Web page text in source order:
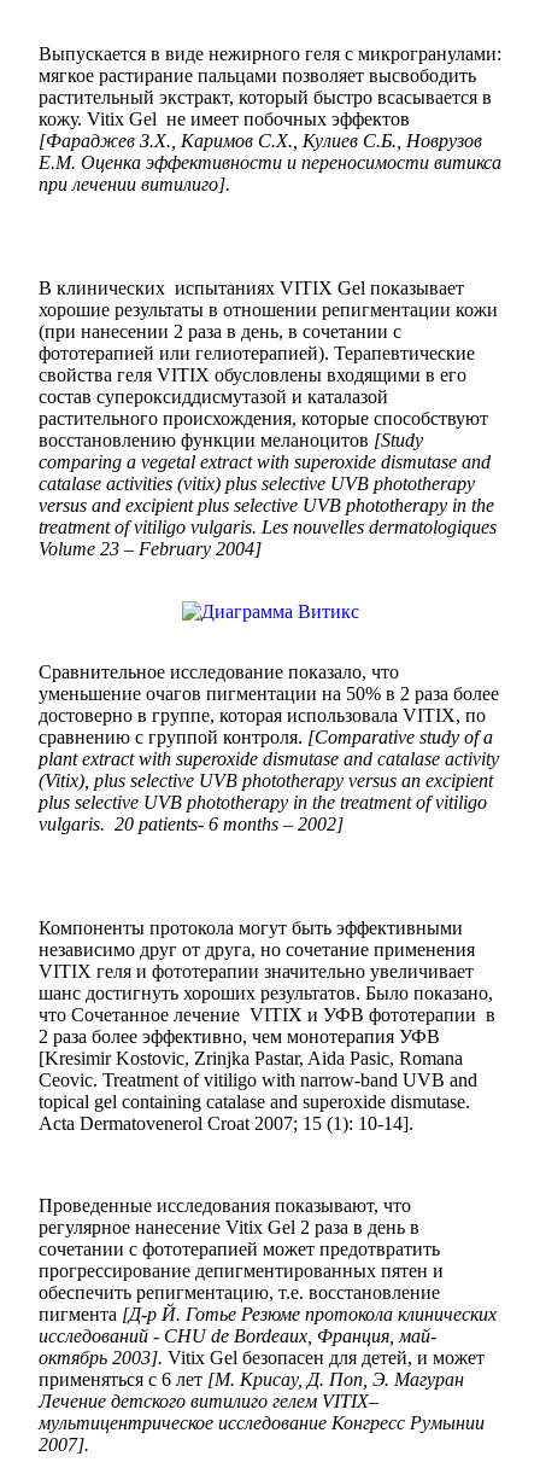
Выпускается в виде нежирного геля с микрогранулами:
мягкое растирание пальцами позволяет высвободить
растительный экстракт, который быстро всасывается в
кожу. Vitix Gel не имеет побочных эффектов
[Фараджев З.Х., Каримов С.Х., Кулиев С.Б., Новрузов
Е.М. Оценка эффективности и переносимости витикса
при лечении витилиго].
В клинических испытаниях VITIX Gel показывает
хорошие результаты в отношении репигментации кожи
(при нанесении 2 раза в день, в сочетании с
фототерапией или гелиотерапией). Терапевтические
свойства геля VITIX обусловлены входящими в его
состав супероксиддисмутазой и каталазой
растительного происхождения, которые способствуют
восстановлению функции меланоцитов [Study
comparing a vegetal extract with superoxide dismutase and
catalase activities (vitix) plus selective UVB phototherapy
versus and excipient plus selective UVB phototherapy in the
treatment of vitiligo vulgaris. Les nouvelles dermatologiques
Volume 23 – February 2004]
Сравнительное исследование показало, что
уменьшение очагов пигментации на 50% в 2 раза более
достоверно в группе, которая использовала VITIX, по
сравнению с группой контроля. [Comparative study of a
plant extract with superoxide dismutase and catalase activity
(Vitix), plus selective UVB phototherapy versus an excipient
plus selective UVB phototherapy in the treatment of vitiligo
vulgaris. 20 patients- 6 months – 2002]
Компоненты протокола могут быть эффективными
независимо друг от друга, но сочетание применения
VITIX геля и фототерапии значительно увеличивает
шанс достигнуть хороших результатов. Было показано,
что Сочетанное лечение VITIX и УФВ фототерапии в
2 раза более эффективно, чем монотерапия УФВ
[Kresimir Kostovic, Zrinjka Pastar, Aida Pasic, Romana
Ceovic. Treatment of vitiligo with narrow-band UVB and
topical gel containing catalase and superoxide dismutase.
Acta Dermatovenerol Croat 2007; 15 (1): 10-14].
Проведенные исследования показывают, что
регулярное нанесение Vitix Gel 2 раза в день в
сочетании с фототерапией может предотвратить
прогрессирование депигментированных пятен и
обеспечить репигментацию, т.е. восстановление
пигмента [Д-р Й. Готье Резюме протокола клинических
исследований - CHU de Bordeaux, Франция, май-
октябрь 2003]. Vitix Gel безопасен для детей, и может
применяться с 6 лет [М. Крисау, Д. Поп, Э. Магуран
Лечение детского витилиго гелем VITIX–
мультицентрическое исследование Конгресс Румынии
2007].